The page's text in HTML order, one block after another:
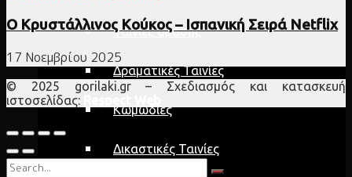
Ταινίες δράσης
Δραματικές Ταινίες
Κωμωδίες
Δικαστικές Ταινίες
Ο Κρυστάλλινος Κούκος – Ισπανική Σειρά Netflix
17 Νοεμβρίου 2025
© 2025 gorilaki.gr – Σχεδιασμός και κατασκευή
ιστοσελίδας: